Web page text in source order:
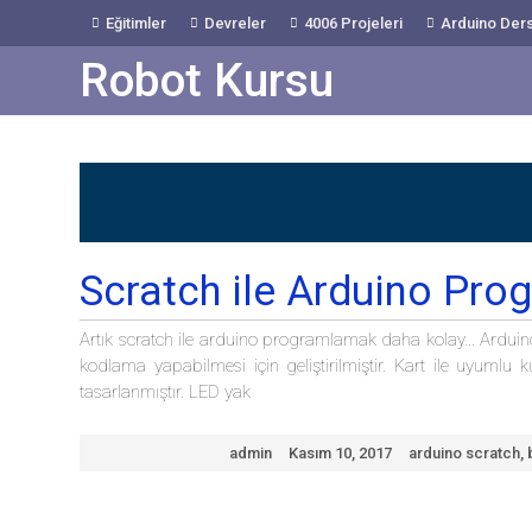
Eğitimler Devreler 4006 Projeleri Arduino
Robot Kursu
Scratch ile Arduino
Artık scratch ile arduino programlamak daha kolay…
kodlama yapabilmesi için geliştirilmiştir. Kart ile uyumlu
tasarlanmıştır. LED yak
admin Kasım 10, 2017 arduino scratch,